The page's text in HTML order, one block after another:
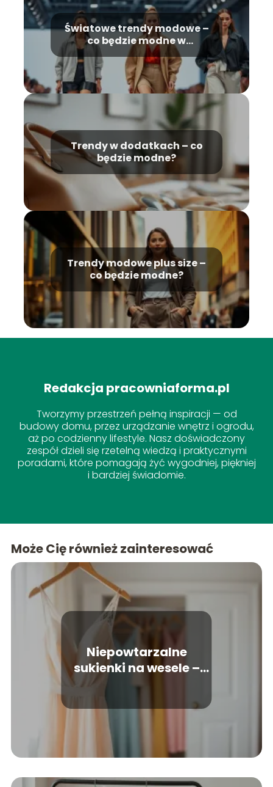
Światowe trendy modowe –
co będzie modne w
najbliższych latach?
Trendy w dodatkach – co
będzie modne?
Trendy modowe plus size –
co będzie modne?
Redakcja pracowniaforma.pl
Tworzymy przestrzeń pełną inspiracji — od
budowy domu, przez urządzanie wnętrz i ogrodu,
aż po codzienny lifestyle. Nasz doświadczony
zespół dzieli się rzetelną wiedzą i praktycznymi
poradami, które pomagają żyć wygodniej, piękniej
i bardziej świadomie.
Może Cię również zainteresować
Niepowtarzalne
sukienki na wesele –
modne fasony i kolory